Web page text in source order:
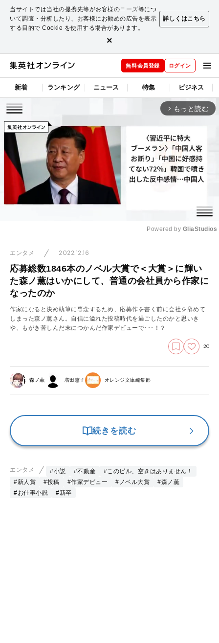
当サイトでは当社の提携先等がお客様のニーズ等につ
いて調査・分析したり、お客様にお勧めの広告を表示
する目的で Cookie を使用する場合があります。
詳しくはこちら
×
無料会員登録 ログイン
新着 ランキング ニュース 特集 ビジネス
arrow_forward_ios もっと読む
Powered by GliaStudios
エンタメ 2022.12.16
応募総数1846本のノベル大賞で＜大賞＞に輝い
た森ノ薫はいかにして、普通の会社員から作家に
なったのか
作家になると決め執筆に専念するため、応募作を書く前に会社を辞めて
しまった森ノ薫さん。自信に溢れた投稿時代を過ごしたのかと思いき
や、もがき苦しんだ末につかんだ作家デビューで･･･！？
20
森ノ薫 増田恵子 オレンジ文庫編集部
続きを読む
エンタメ #小説 #不動産
#このビル、空きはありません！
#新人賞
#投稿 #作家デビュー #ノベル大賞
#森ノ薫
#お仕事小説
#新卒